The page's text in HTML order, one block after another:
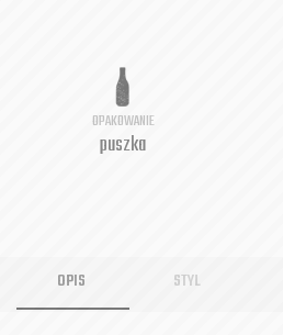
OPAKOWANIE
puszka
OPIS STYL